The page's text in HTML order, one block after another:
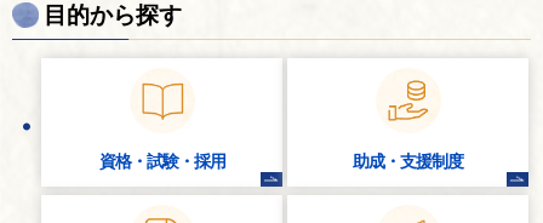
目的から探す
資格・試験・ 採用 助成・支援制度